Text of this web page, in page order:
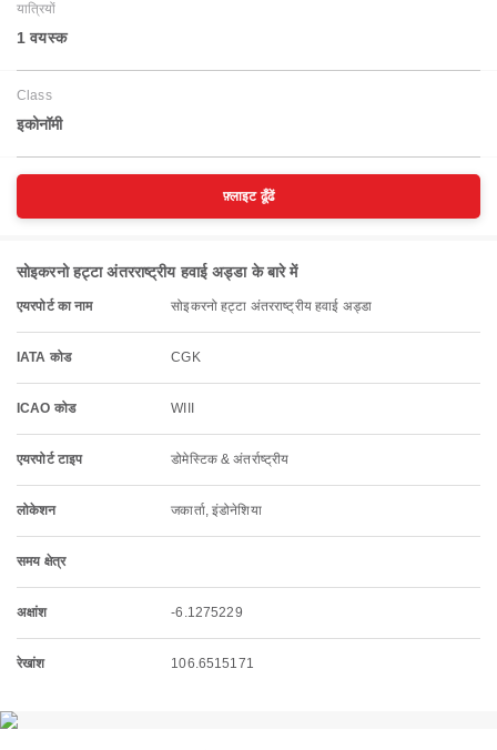
यात्रियों
1 वयस्‍क
Class
इकोनॉमी
फ़्लाइट ढूँढें
सोइकरनो हट्टा अंतरराष्ट्रीय हवाई अड्डा के बारे में
एयरपोर्ट का नाम सोइकरनो हट्टा अंतरराष्ट्रीय हवाई अड्डा
IATA कोड CGK
ICAO कोड WIII
एयरपोर्ट टाइप डोमेस्टिक & अंतर्राष्ट्रीय
लोकेशन जकार्ता, इंडोनेशिया
समय क्षेत्र
अक्षांश -6.1275229
रेखांश 106.6515171